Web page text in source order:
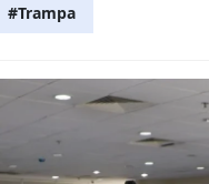
Kırıkkale
Batman
Şırnak
#Trampa